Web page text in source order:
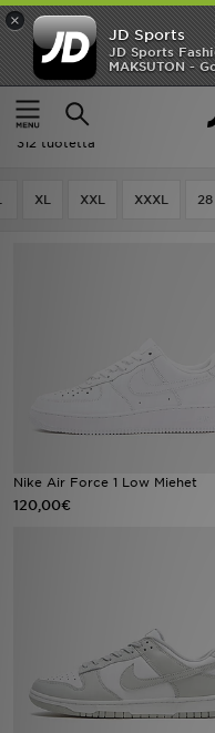
×
JD Sports
JD Sports
MAKSUTON -
Etusivu
Summer
Summer Campaign
312 tuotetta
XL XXL XXXL 28
Nike Air Force 1 Low Miehet
120,00€
Etusivu
Ale
Uutuudet
Tuotemerkit
Minun viestini